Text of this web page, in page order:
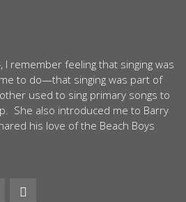
I remember feeling that singing was
to do—that singing was part of
used to sing primary songs to
She also introduced me to Barry
his love of the Beach Boys